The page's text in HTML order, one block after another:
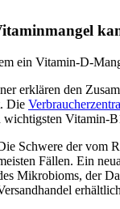
ein Vitamin-D-
erklären den
Die
wichtigsten Vitamin-
Schwere der vom
Fällen. Ein
Mikrobioms, der